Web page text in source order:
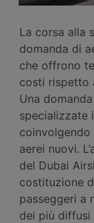
La corsa alla
domanda di
che offrono
costi rispetto
Una
specializzate
coinvolgendo
aerei nuovi.
del Dubai
costituzione
passeggeri a
dei più diffusi